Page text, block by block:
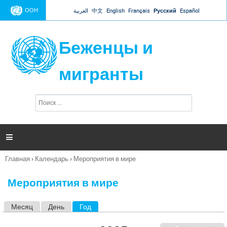
Jump to navigation
ООН العربية 中文 English Français Русский Español
Беженцы и
мигранты
п
и

Вы
Главная › Календарь › Мероприятия в мире
Мероприятия в мире
Месяц День Год